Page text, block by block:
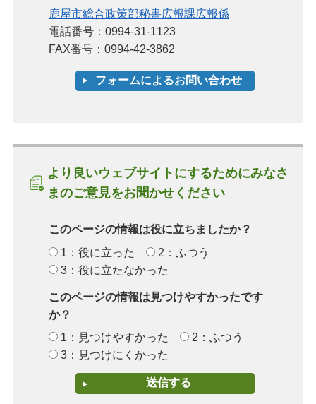
鹿屋市総合政策部秘書広報課広報係
電話番号：0994-31-1123
FAX番号：0994-42-3862
より良いウェブサイトにするためにみなさ
まのご意見をお聞かせください
このページの情報は役に立ちましたか？
1：役に立った
2：ふつう
3：役に立たなかった
このページの情報は見つけやすかったです
か？
1：見つけやすかった
2：ふつう
3：見つけにくかった